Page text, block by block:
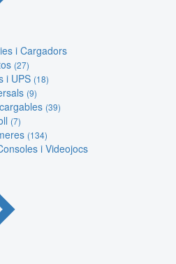
i Cargadors
(27)
i UPS (18)
(9)
(39)
(7)
(134)
i Videojocs